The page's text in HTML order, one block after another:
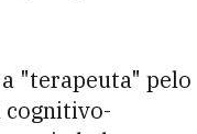
"terapeuta" pelo
cognitivo-